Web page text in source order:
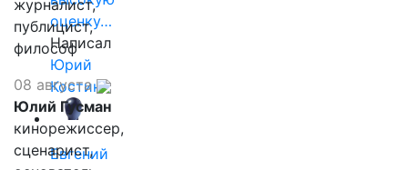
оценку…
Написал
Юрий
Костин
Евгений
журналист,
публицист,
философ
08 августа
Юлий Гусман
кинорежиссер,
сценарист,